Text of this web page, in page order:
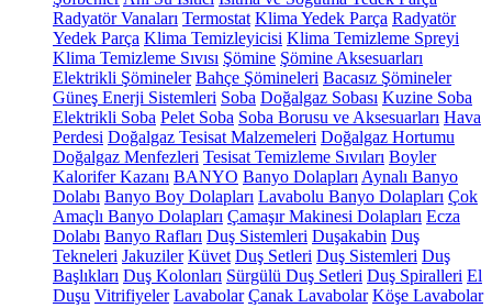
Radyatör Vanaları Termostat Klima Yedek Parça Radyatör
Yedek Parça Klima Temizleyicisi Klima Temizleme Spreyi
Klima Temizleme Sıvısı Şömine Şömine Aksesuarları
Elektrikli Şömineler Bahçe Şömineleri Bacasız Şömineler
Güneş Enerji Sistemleri Soba Doğalgaz Sobası Kuzine Soba
Elektrikli Soba Pelet Soba Soba Borusu ve Aksesuarları Hava
Perdesi Doğalgaz Tesisat Malzemeleri Doğalgaz Hortumu
Doğalgaz Menfezleri Tesisat Temizleme Sıvıları Boyler
Kalorifer Kazanı BANYO Banyo Dolapları Aynalı Banyo
Dolabı Banyo Boy Dolapları Lavabolu Banyo Dolapları Çok
Amaçlı Banyo Dolapları Çamaşır Makinesi Dolapları Ecza
Dolabı Banyo Rafları Duş Sistemleri Duşakabin Duş
Tekneleri Jakuziler Küvet Duş Setleri Duş Sistemleri Duş
Başlıkları Duş Kolonları Sürgülü Duş Setleri Duş Spiralleri El
Duşu Vitrifiyeler Lavabolar Çanak Lavabolar Köşe Lavabolar